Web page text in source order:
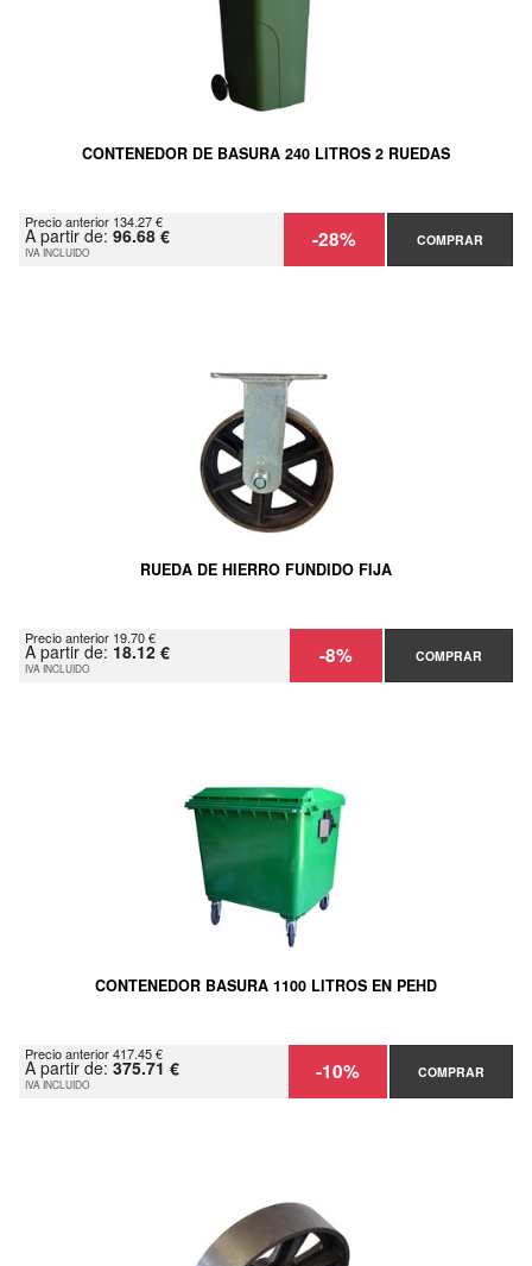
CONTENEDOR DE BASURA 240 LITROS 2 RUEDAS
Precio anterior 134.27 €
A partir de: 96.68 €
IVA INCLUIDO -28% COMPRAR
RUEDA DE HIERRO FUNDIDO FIJA
Precio anterior 19.70 €
A partir de: 18.12 €
IVA INCLUIDO -8% COMPRAR
CONTENEDOR BASURA 1100 LITROS EN PEHD
Precio anterior 417.45 €
A partir de: 375.71 €
IVA INCLUIDO -10% COMPRAR